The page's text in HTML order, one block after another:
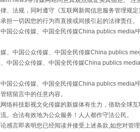
美国五大"原罪"
、法规，同时遵守《互联网新闻信息服务管理规定
担一切因您的行为而直接或间接引起的法律责任。
国公众传媒、中国全民传媒China publics
、中国公众传媒、中国全民传媒China publics
中国公众传媒、中国全民传媒China publics
国公众传媒、中国全民传媒China publics
辖留言中的任意内容。
络科技影视文化传媒的新媒体有生力，借助全球
。合法有效地为公众服务！人人都作守法公民。
感言即表明您已经阅读并接受上述条款,如您对